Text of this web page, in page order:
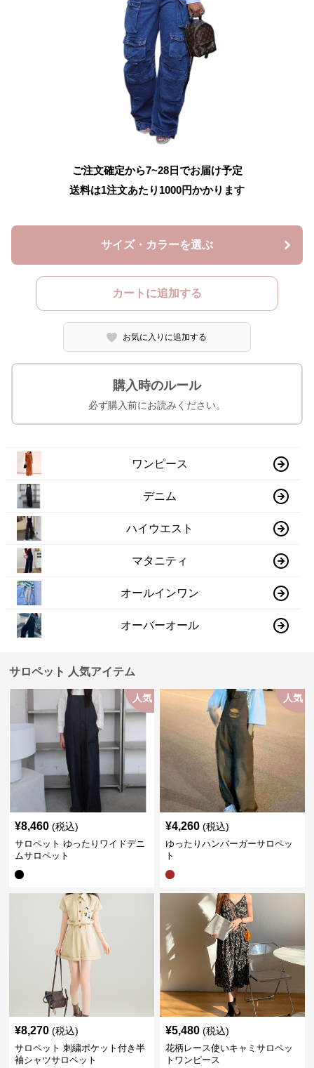
ご注文確定から7~28日でお届け予定
送料は1注文あたり 1000円かかります
サイズ・カラーを選ぶ
カートに追加する
お気に入りに追加する
購入時のルール
必ず購入前にお読みください。
ワンピース
デニム
ハイウエスト
マタニティ
オールインワン
オーバーオール
サロペット 人気アイテム
人気
¥8,460 (税込)
サロペット ゆったりワイドデニ
ムサロペット
人気
¥4,260 (税込)
ゆったりハンバーガーサロペッ
ト
¥8,270 (税込)
サロペット 刺繍ポケット付き半
袖シャツサロペット
¥5,480 (税込)
花柄レース使いキャミサロペッ
トワンピース